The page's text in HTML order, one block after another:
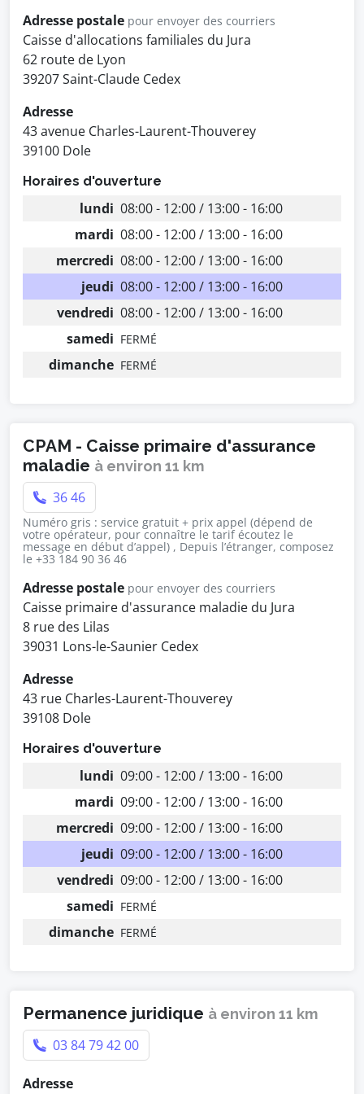
Adresse postale pour envoyer des courriers
Caisse d'allocations familiales du Jura
62 route de Lyon
39207 Saint-Claude Cedex
Adresse
43 avenue Charles-Laurent-Thouverey
39100 Dole
Horaires d'ouverture
lundi 08:00 - 12:00 / 13:00 - 16:00
mardi 08:00 - 12:00 / 13:00 - 16:00
mercredi 08:00 - 12:00 / 13:00 - 16:00
jeudi 08:00 - 12:00 / 13:00 - 16:00
vendredi 08:00 - 12:00 / 13:00 - 16:00
samedi FERMÉ
dimanche FERMÉ
CPAM - Caisse primaire d'assurance
maladie à environ 11 km
36 46
Numéro gris : service gratuit + prix appel (dépend de
votre opérateur, pour connaître le tarif écoutez le
message en début d’appel) , Depuis l’étranger, composez
le +33 184 90 36 46
Adresse postale pour envoyer des courriers
Caisse primaire d'assurance maladie du Jura
8 rue des Lilas
39031 Lons-le-Saunier Cedex
Adresse
43 rue Charles-Laurent-Thouverey
39108 Dole
Horaires d'ouverture
lundi 09:00 - 12:00 / 13:00 - 16:00
mardi 09:00 - 12:00 / 13:00 - 16:00
mercredi 09:00 - 12:00 / 13:00 - 16:00
jeudi 09:00 - 12:00 / 13:00 - 16:00
vendredi 09:00 - 12:00 / 13:00 - 16:00
samedi FERMÉ
dimanche FERMÉ
Permanence juridique à environ 11 km
03 84 79 42 00
Adresse